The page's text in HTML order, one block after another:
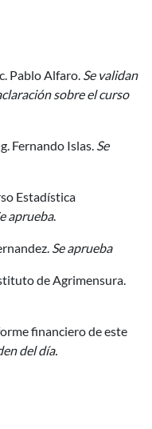
Pablo Alfaro. Se validan
sobre el curso
Fernando Islas. Se
Estadística
aprueba.
Se aprueba
de Agrimensura.
financiero de este
del día.